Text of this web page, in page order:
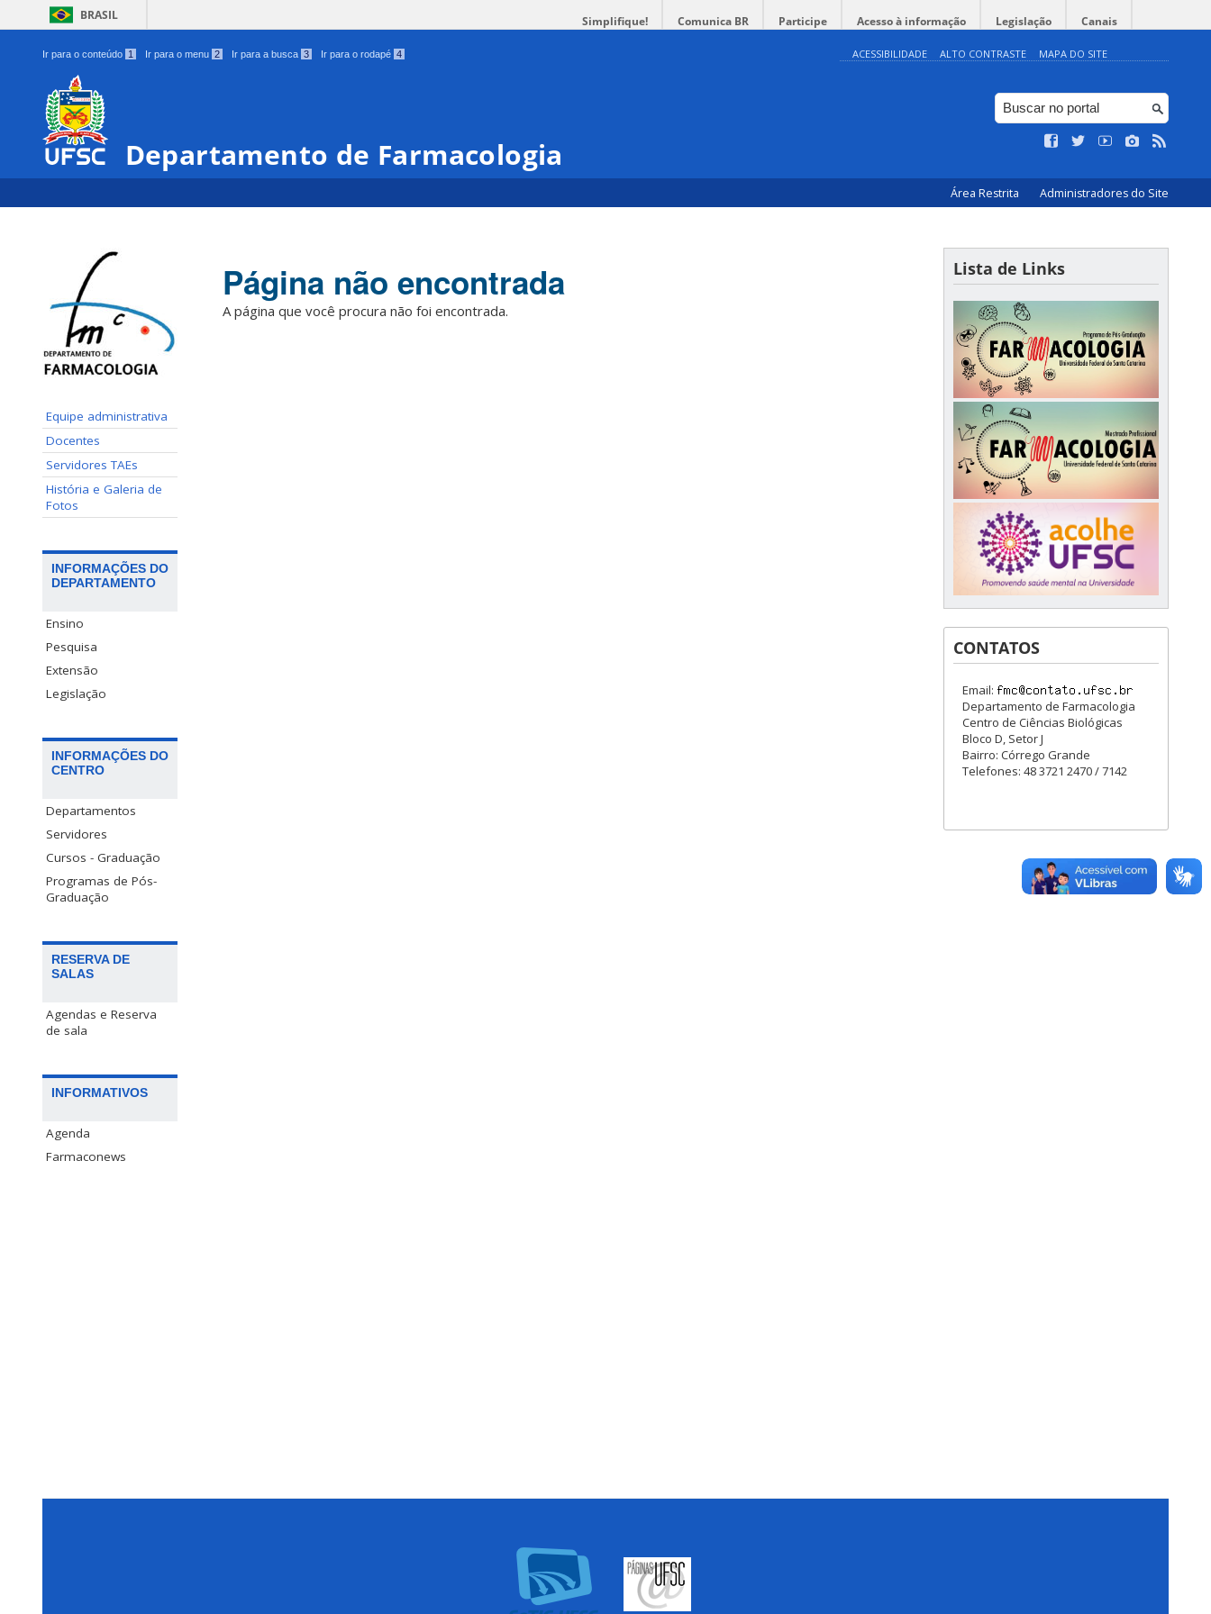
BRASIL Simplifique! Comunica BR Participe Acesso à informação Legislação Canais
Ir para o conteúdo 1 Ir para o menu 2 Ir para a busca 3 Ir para o rodapé 4 ACESSIBILIDADE ALTO CONTRASTE MAPA DO SITE
Departamento de Farmacologia
Área Restrita Administradores do Site
Equipe administrativa
Docentes
Servidores TAEs
História e Galeria de
Fotos
INFORMAÇÕES DO
DEPARTAMENTO
Ensino
Pesquisa
Extensão
Legislação
INFORMAÇÕES DO
CENTRO
Departamentos
Servidores
Cursos - Graduação
Programas de Pós-
Graduação
RESERVA DE
SALAS
Agendas e Reserva
de sala
INFORMATIVOS
Agenda
Farmaconews
Página não encontrada
A página que você procura não foi encontrada.
Lista de Links
CONTATOS
Email:
Departamento de Farmacologia
Centro de Ciências Biológicas
Bloco D, Setor J
Bairro: Córrego Grande
Telefones: 48 3721 2470 / 7142